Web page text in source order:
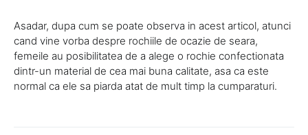
Asadar, dupa cum se poate observa in acest articol, atunci
cand vine vorba despre rochiile de ocazie de seara,
femeile au posibilitatea de a alege o rochie confectionata
dintr-un material de cea mai buna calitate, asa ca este
normal ca ele sa piarda atat de mult timp la cumparaturi.